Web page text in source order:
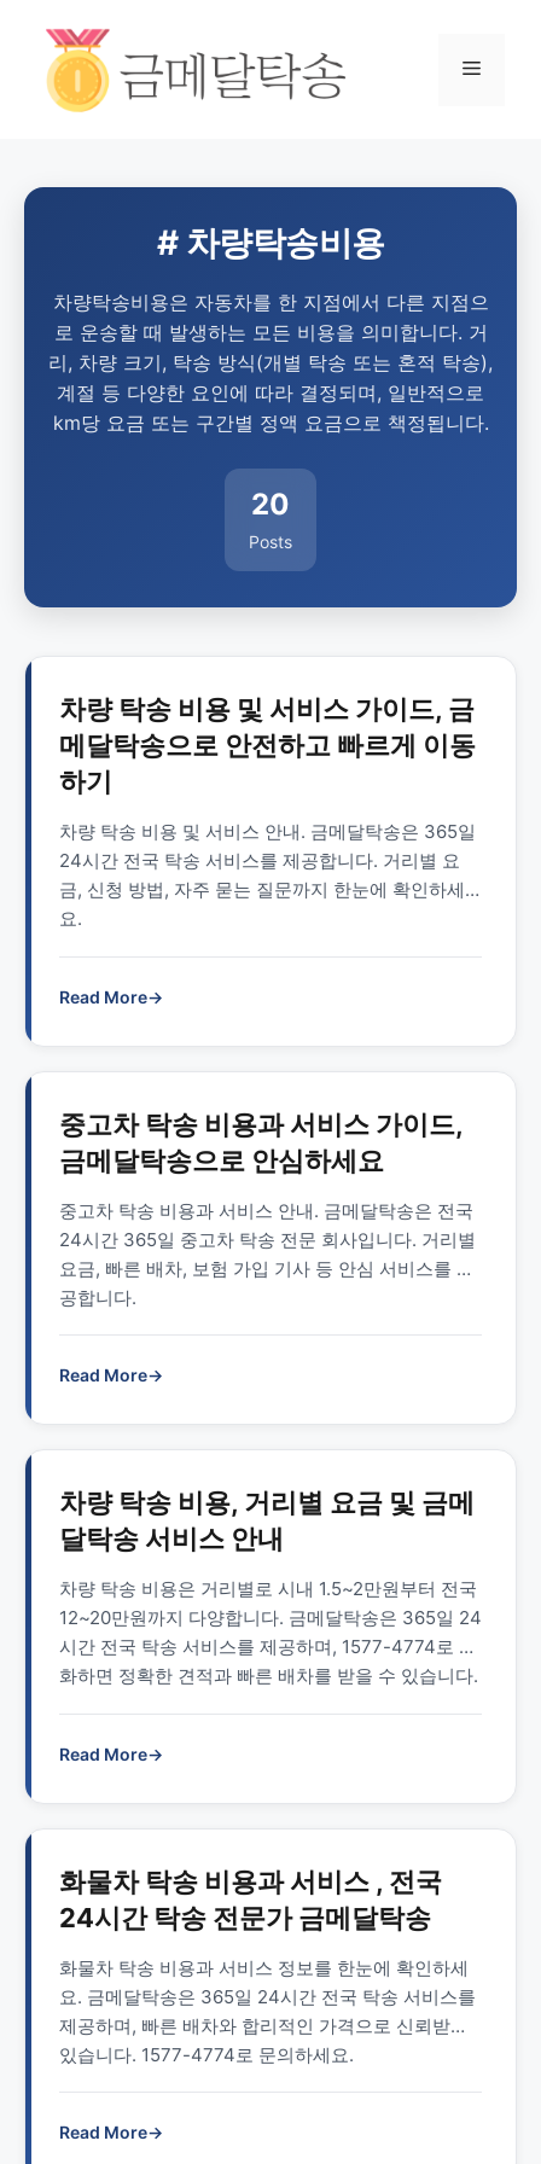
# 차량탁송비용
차량탁송비용은 자동차를 한 지점에서 다른 지점으
로 운송할 때 발생하는 모든 비용을 의미합니다. 거
리, 차량 크기, 탁송 방식(개별 탁송 또는 혼적 탁송),
계절 등 다양한 요인에 따라 결정되며, 일반적으로
km당 요금 또는 구간별 정액 요금으로 책정됩니다.
20
Posts
차량 탁송 비용 및 서비스 가이드, 금
메달탁송으로 안전하고 빠르게 이동
하기
차량 탁송 비용 및 서비스 안내. 금메달탁송은 365일
24시간 전국 탁송 서비스를 제공합니다. 거리별 요
금, 신청 방법, 자주 묻는 질문까지 한눈에 확인하세
요.
Read More→
중고차 탁송 비용과 서비스 가이드,
금메달탁송으로 안심하세요
중고차 탁송 비용과 서비스 안내. 금메달탁송은 전국
24시간 365일 중고차 탁송 전문 회사입니다. 거리별
요금, 빠른 배차, 보험 가입 기사 등 안심 서비스를 제
공합니다.
Read More→
차량 탁송 비용, 거리별 요금 및 금메
달탁송 서비스 안내
차량 탁송 비용은 거리별로 시내 1.5~2만원부터 전국
12~20만원까지 다양합니다. 금메달탁송은 365일 24
시간 전국 탁송 서비스를 제공하며, 1577-4774로 전
화하면 정확한 견적과 빠른 배차를 받을 수 있습니다.
Read More→
화물차 탁송 비용과 서비스 , 전국
24시간 탁송 전문가 금메달탁송
화물차 탁송 비용과 서비스 정보를 한눈에 확인하세
요. 금메달탁송은 365일 24시간 전국 탁송 서비스를
제공하며, 빠른 배차와 합리적인 가격으로 신뢰받고
있습니다. 1577-4774로 문의하세요.
Read More→